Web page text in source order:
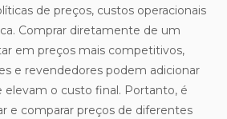
de preços, custos operacionais
Comprar diretamente de um
em preços mais competitivos,
e revendedores podem adicionar
elevam o custo final. Portanto, é
e comparar preços de diferentes